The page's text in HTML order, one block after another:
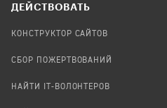
ДЕЙСТВОВАТЬ
КОНСТРУКТОР САЙТОВ
СБОР ПОЖЕРТВОВАНИЙ
НАЙТИ IT-ВОЛОНТЕРОВ